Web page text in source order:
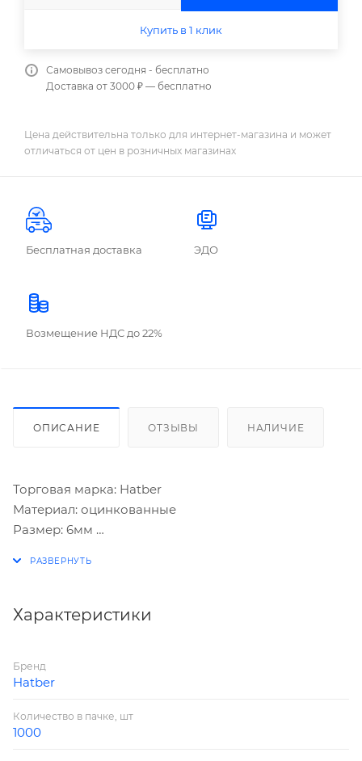
Купить в 1 клик
Самовывоз сегодня - бесплатно
Доставка от 3000 ₽ — бесплатно
Цена действительна только для интернет-магазина и может
отличаться от цен в розничных магазинах
Бесплатная доставка ЭДО
Возмещение НДС до 22%
ОПИСАНИЕ ОТЗЫВЫ НАЛИЧИЕ
Торговая марка: Hatber
Материал: оцинкованные
Размер: 6мм
Характеристики
Бренд
Hatber
Количество в пачке, шт
1000